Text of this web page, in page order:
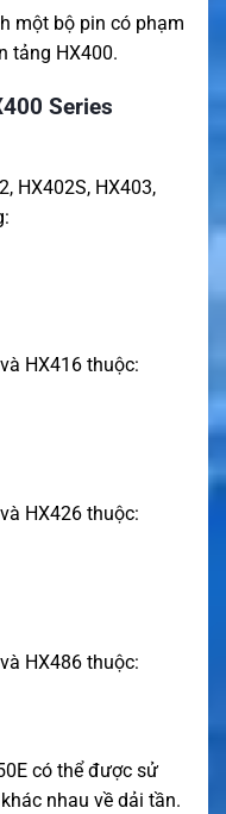
một bộ pin có phạm
tảng HX400.
Series
HX402S, HX403,
HX416 thuộc:
HX426 thuộc:
HX486 thuộc:
có thể được sử
nhau về dải tần.